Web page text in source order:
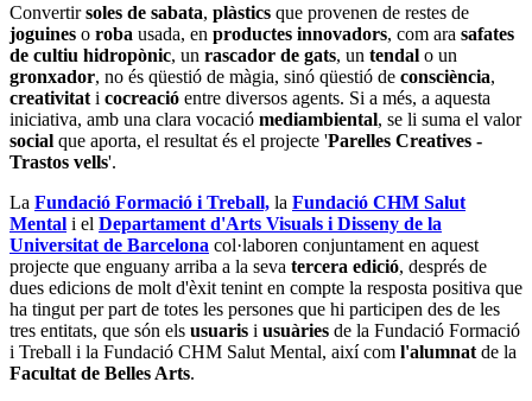
Convertirsoles de sabata, plàstics que provenen de restes de
joguines o roba usada, en productes innovadors, com ara safates
de cultiu hidropònic, un rascador de gats, un tendal o un
gronxador, no és qüestió de màgia, sinó qüestió de consciència,
creativitat i cocreació entre diversos agents. Si a més, a aquesta
iniciativa, amb una clara vocació mediambiental, se li suma el valor
social que aporta, el resultat és el projecte 'Parelles Creatives -
Trastos vells'.
La Fundació Formació i Treball, la Fundació CHM Salut
Mental i el Departament d'Arts Visuals i Disseny de la
Universitat de Barcelona col·laboren conjuntament en aquest
projecte que enguany arriba a la seva tercera edició, després de
dues edicions de molt d'èxit tenint en compte la resposta positiva que
ha tingut per part de totes les persones que hi participen des de les
tres entitats, que són els usuaris i usuàries de la Fundació Formació
i Treball i la Fundació CHM Salut Mental, així com l'alumnat de la
Facultat de Belles Arts.